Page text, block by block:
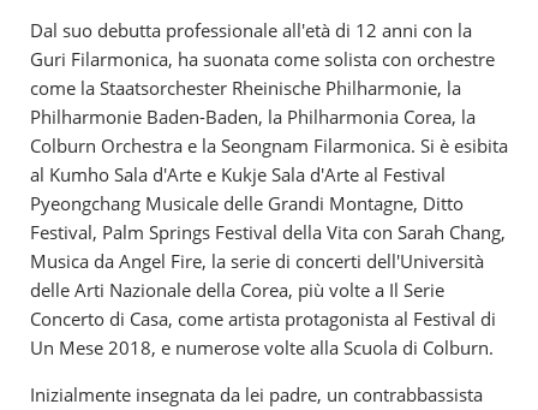
Dal suo debutta professionale all'età di 12 anni con la
Guri Filarmonica, ha suonata come solista con orchestre
come la Staatsorchester Rheinische Philharmonie, la
Philharmonie Baden-Baden, la Philharmonia Corea, la
Colburn Orchestra e la Seongnam Filarmonica. Si è esibita
al Kumho Sala d'Arte e Kukje Sala d'Arte al Festival
Pyeongchang Musicale delle Grandi Montagne, Ditto
Festival, Palm Springs Festival della Vita con Sarah Chang,
Musica da Angel Fire, la serie di concerti dell'Università
delle Arti Nazionale della Corea, più volte a Il Serie
Concerto di Casa, come artista protagonista al Festival di
Un Mese 2018, e numerose volte alla Scuola di Colburn.
Inizialmente insegnata da lei padre, un contrabbassista